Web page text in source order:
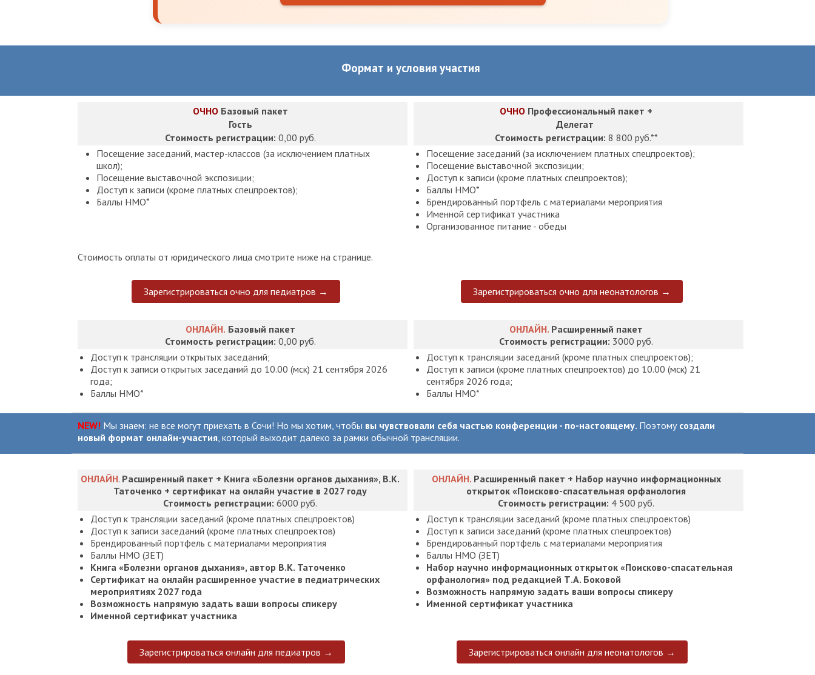
Формат и условия участия
ОЧНОБазовый пакет
Гость
Стоимость регистрации: 0,00 руб.
Посещение заседаний, мастер-классов (за исключением платных
школ);
Посещение выставочной экспозиции;
Доступ к записи (кроме платных спецпроектов);
Баллы НМО*
ОЧНО Профессиональный пакет +
Делегат
Стоимость регистрации: 8 800 руб.**
Посещение заседаний (за исключением платных спецпроектов);
Посещение выставочной экспозиции;
Доступ к записи (кроме платных спецпроектов);
Баллы НМО*
Брендированный портфель с материалами мероприятия
Именной сертификат участника
Организованное питание - обеды
Стоимость оплаты от юридического лица смотрите ниже на странице.
Зарегистрироваться очно для педиатров → Зарегистрироваться очно для неонатологов →
ОНЛАЙН. Базовый пакет
Стоимость регистрации: 0,00 руб.
Доступ к трансляции открытых заседаний;
Доступ к записи открытых заседаний до 10.00 (мск) 21 сентября 2026
года;
Баллы НМО*
ОНЛАЙН. Расширенный пакет
Стоимость регистрации: 3000 руб.
Доступ к трансляции заседаний (кроме платных спецпроектов);
Доступ к записи (кроме платных спецпроектов) до 10.00 (мск) 21
сентября 2026 года;
Баллы НМО*
NEW! Мы знаем: не все могут приехать в Сочи! Но мы хотим, чтобы вы чувствовали себя частью конференции - по-настоящему. Поэтому создали
новый формат онлайн-участия , который выходит далеко за рамки обычной трансляции.
ОНЛАЙН. Расширенный пакет + Книга «Болезни органов дыхания», В.К.
Таточенко + сертификат на онлайн участие в 2027 году
Стоимость регистрации: 6000 руб.
Доступ к трансляции заседаний (кроме платных спецпроектов)
Доступ к записи заседаний (кроме платных спецпроектов)
Брендированный портфель с материалами мероприятия
Баллы НМО (ЗЕТ)
Книга «Болезни органов дыхания», автор В.К. Таточенко
Сертификат на онлайн расширенное участие в педиатрических
мероприятиях 2027 года
Возможность напрямую задать ваши вопросы спикеру
Именной сертификат участника
ОНЛАЙН.Расширенный пакет + Набор научно информационных
открыток «Поисково-спасательная орфанология
Стоимость регистрации: 4 500 руб.
Доступ к трансляции заседаний (кроме платных спецпроектов)
Доступ к записи заседаний (кроме платных спецпроектов)
Брендированный портфель с материалами мероприятия
Баллы НМО (ЗЕТ)
Набор научно информационных открыток «Поисково-спасательная
орфанология» под редакцией Т.А. Боковой
Возможность напрямую задать ваши вопросы спикеру
Именной сертификат участника
Зарегистрироваться онлайн для педиатров → Зарегистрироваться онлайн для неонатологов →